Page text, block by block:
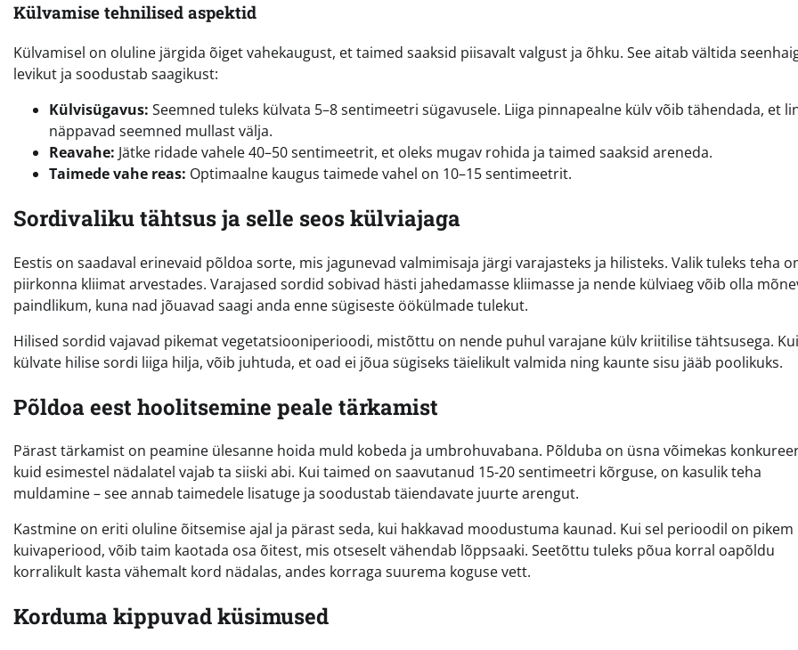
Külvamise tehnilised aspektid
Külvamisel on oluline järgida õiget vahekaugust, et taimed saaksid piisavalt valgust ja õhku. See aitab vältida
levikut ja soodustab saagikust:
Külvisügavus: Seemned tuleks külvata 5–8 sentimeetri sügavusele. Liiga pinnapealne külv võib tähendada, et
näppavad seemned mullast välja.
Reavahe: Jätke ridade vahele 40–50 sentimeetrit, et oleks mugav rohida ja taimed saaksid areneda.
Taimede vahe reas: Optimaalne kaugus taimede vahel on 10–15 sentimeetrit.
Sordivaliku tähtsus ja selle seos külviajaga
Eestis on saadaval erinevaid põldoa sorte, mis jagunevad valmimisaja järgi varajasteks ja hilisteks. Valik tuleks teha
piirkonna kliimat arvestades. Varajased sordid sobivad hästi jahedamasse kliimasse ja nende külviaeg võib olla
paindlikum, kuna nad jõuavad saagi anda enne sügiseste öökülmade tulekut.
Hilised sordid vajavad pikemat vegetatsiooniperioodi, mistõttu on nende puhul varajane külv kriitilise tähtsusega. Kui
külvate hilise sordi liiga hilja, võib juhtuda, et oad ei jõua sügiseks täielikult valmida ning kaunte sisu jääb poolikuks.
Põldoa eest hoolitsemine peale tärkamist
Pärast tärkamist on peamine ülesanne hoida muld kobeda ja umbrohuvabana. Põlduba on üsna võimekas
kuid esimestel nädalatel vajab ta siiski abi. Kui taimed on saavutanud 15-20 sentimeetri kõrguse, on kasulik teha
muldamine – see annab taimedele lisatuge ja soodustab täiendavate juurte arengut.
Kastmine on eriti oluline õitsemise ajal ja pärast seda, kui hakkavad moodustuma kaunad. Kui sel perioodil on pikem
kuivaperiood, võib taim kaotada osa õitest, mis otseselt vähendab lõppsaaki. Seetõttu tuleks põua korral oapõldu
korralikult kasta vähemalt kord nädalas, andes korraga suurema koguse vett.
Korduma kippuvad küsimused